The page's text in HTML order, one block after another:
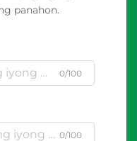
panahon.
0/100
0/100